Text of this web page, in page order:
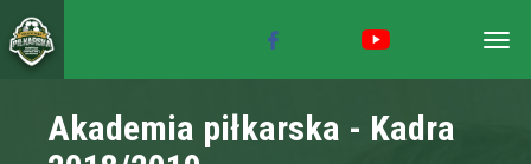
Akademia piłkarska - Kadra